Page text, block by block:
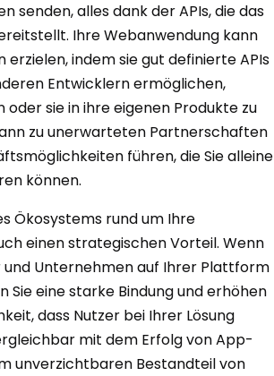
senden, alles dank der APIs, die das
Ihre Webanwendung kann
erzielen, indem sie gut definierte APIs
Entwicklern ermöglichen,
oder sie in ihre eigenen Produkte zu
zu unerwarteten Partnerschaften
führen, die Sie alleine
können.
Ökosystems rund um Ihre
einen strategischen Vorteil. Wenn
Unternehmen auf Ihrer Plattform
Sie eine starke Bindung und erhöhen
dass Nutzer bei Ihrer Lösung
mit dem Erfolg von App-
unverzichtbaren Bestandteil von